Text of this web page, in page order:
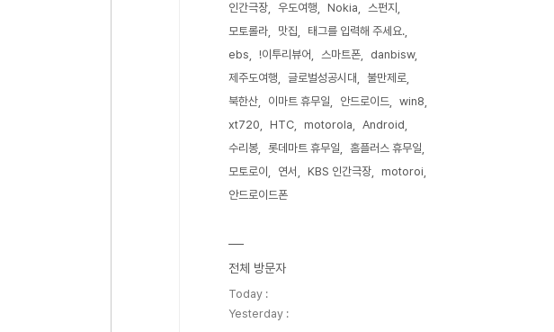
인간극장 우도여행 Nokia
스펀지
모토롤라
맛집
태그를 입력해 주세요.
ebs
!이투리뷰어 스마트폰
danbisw
제주도여행
글로벌성공시대
불만제로
북한산
이마트 휴무일 안드로이드
win8
xt720
HTC motorola
Android
수리봉
롯데마트 휴무일
홈플러스 휴무일
모토로이
연서 KBS 인간극장
motoroi
안드로이드폰
전체 방문자
Today :
Yesterday :